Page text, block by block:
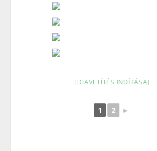
[DIAVETÍTÉS INDÍTÁSA]
1 2 ►